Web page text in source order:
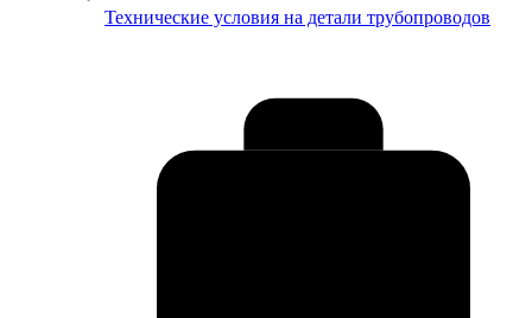
Технические условия на детали трубопроводов